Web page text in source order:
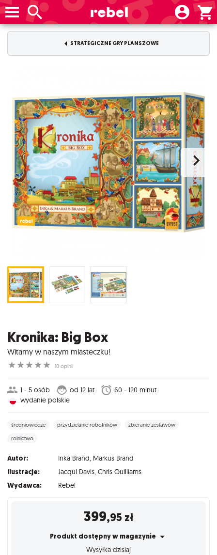
STRATEGICZNE GRY PLANSZOWE
Kronika: Big Box
Witamy w naszym miasteczku!
☆
☆
☆
☆
☆ 10 opinii
1 - 5 osób od 12 lat
60 - 120 minut
wydanie polskie
średniowiecze przydzielanie robotników
zbieranie zestawów
rolnictwo
Autor: Inka Brand, Markus Brand
Ilustracje: Jacqui Davis, Chris Quilliams
Wydawca: Rebel
399,95 zł
Produkt dostępny w magazynie
Wysyłka dzisiaj